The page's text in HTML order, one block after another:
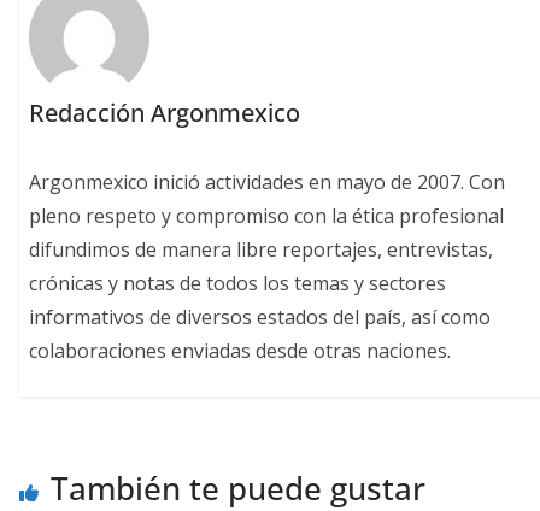
Redacción Argonmexico
Argonmexico inició actividades en mayo de 2007. Con
pleno respeto y compromiso con la ética profesional
difundimos de manera libre reportajes, entrevistas,
crónicas y notas de todos los temas y sectores
informativos de diversos estados del país, así como
colaboraciones enviadas desde otras naciones.
También te puede gustar